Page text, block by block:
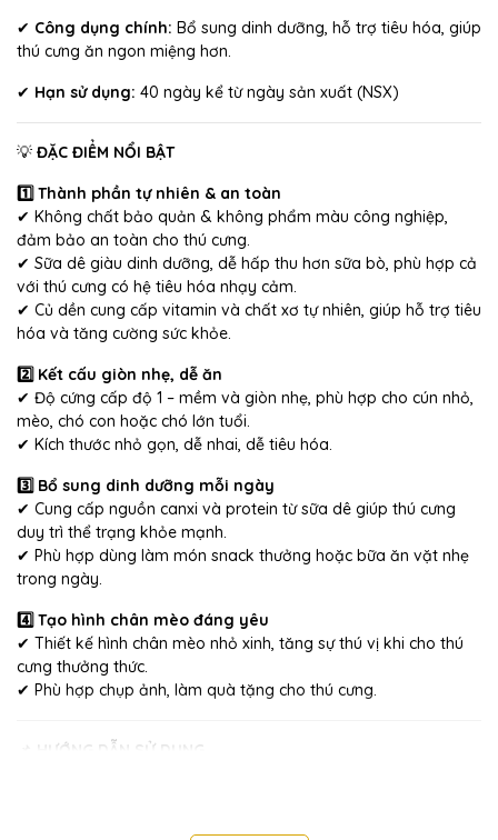
✔ Công dụng chính: Bổ sung dinh dưỡng, hỗ trợ tiêu hóa, giúp
thú cưng ăn ngon miệng hơn.
✔ Hạn sử dụng: 40 ngày kể từ ngày sản xuất (NSX)
💡 ĐẶC ĐIỂM NỔI BẬT
1️⃣ Thành phần tự nhiên & an toàn
✔ Không chất bảo quản & không phẩm màu công nghiệp,
đảm bảo an toàn cho thú cưng.
✔ Sữa dê giàu dinh dưỡng, dễ hấp thu hơn sữa bò, phù hợp cả
với thú cưng có hệ tiêu hóa nhạy cảm.
✔ Củ dền cung cấp vitamin và chất xơ tự nhiên, giúp hỗ trợ tiêu
hóa và tăng cường sức khỏe.
2️⃣ Kết cấu giòn nhẹ, dễ ăn
✔ Độ cứng cấp độ 1 – mềm và giòn nhẹ, phù hợp cho cún nhỏ,
mèo, chó con hoặc chó lớn tuổi.
✔ Kích thước nhỏ gọn, dễ nhai, dễ tiêu hóa.
3️⃣ Bổ sung dinh dưỡng mỗi ngày
✔ Cung cấp nguồn canxi và protein từ sữa dê giúp thú cưng
duy trì thể trạng khỏe mạnh.
✔ Phù hợp dùng làm món snack thưởng hoặc bữa ăn vặt nhẹ
trong ngày.
4️⃣ Tạo hình chân mèo đáng yêu
✔ Thiết kế hình chân mèo nhỏ xinh, tăng sự thú vị khi cho thú
cưng thưởng thức.
✔ Phù hợp chụp ảnh, làm quà tặng cho thú cưng.
HƯỚNG DẪN SỬ DỤNG